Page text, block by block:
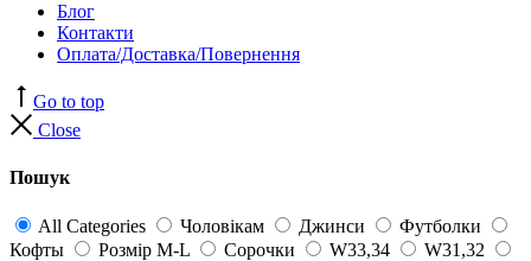
Блог
Контакти
Оплата/Доставка/Повернення
Go to top
Close
Пошук
All Categories Чоловікам Джинси
Футболки
Кофты
Розмір M-L Сорочки W33,34
W31,32